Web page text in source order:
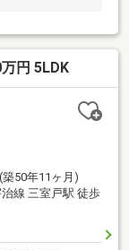
円 5LDK
築50年11ヶ月)
線 三室戸駅 徒歩